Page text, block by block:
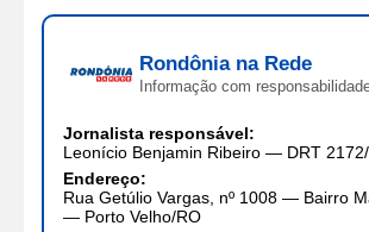
Rondônia na Rede
Informação com
Jornalista responsável:
Leonício Benjamin Ribeiro — DRT
Endereço:
Rua Getúlio Vargas, nº 1008 — Bairro
— Porto Velho/RO